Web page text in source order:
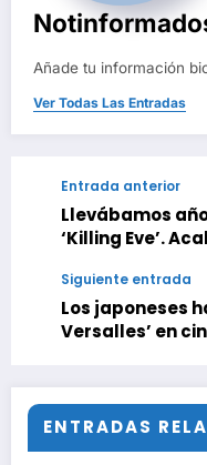
Añade tu información
Ver Todas Las Entradas
Entrada anterior
Llevábamos
‘Killing Eve’.
Siguiente entrada
Los japoneses
Versalles’ en
ENTRADAS